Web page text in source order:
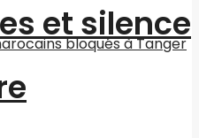
et silence